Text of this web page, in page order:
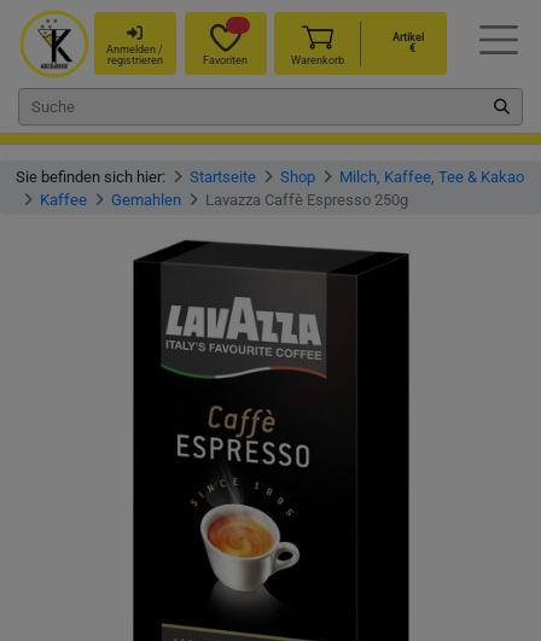
Anmelden /
registrieren
Favoriten Warenkorb
Artikel
€
Sie befinden sich hier: Startseite Shop
Milch, Kaffee, Tee & Kakao
Kaffee
Gemahlen Lavazza Caffè Espresso 250g